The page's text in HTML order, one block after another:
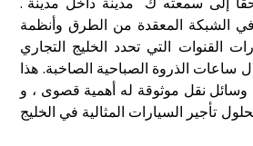
الشبكة المعقدة من الطرق وأنظمة
القنوات التي تحدد الخليج التجاري
الذروة الصباحية الصاخبة. هذا
نقل موثوقة له أهمية قصوى ، و
تأجير السيارات المثالية في الخليج